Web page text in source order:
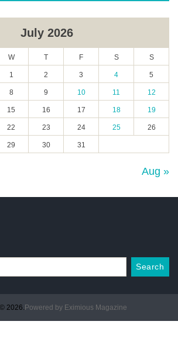
July 2026
W T F S S
1 2 3 4 5
8 9 10 11 12
15 16 17 18 19
22 23 24 25 26
29 30 31
Aug »
2026. Powered by Eximious Magazine